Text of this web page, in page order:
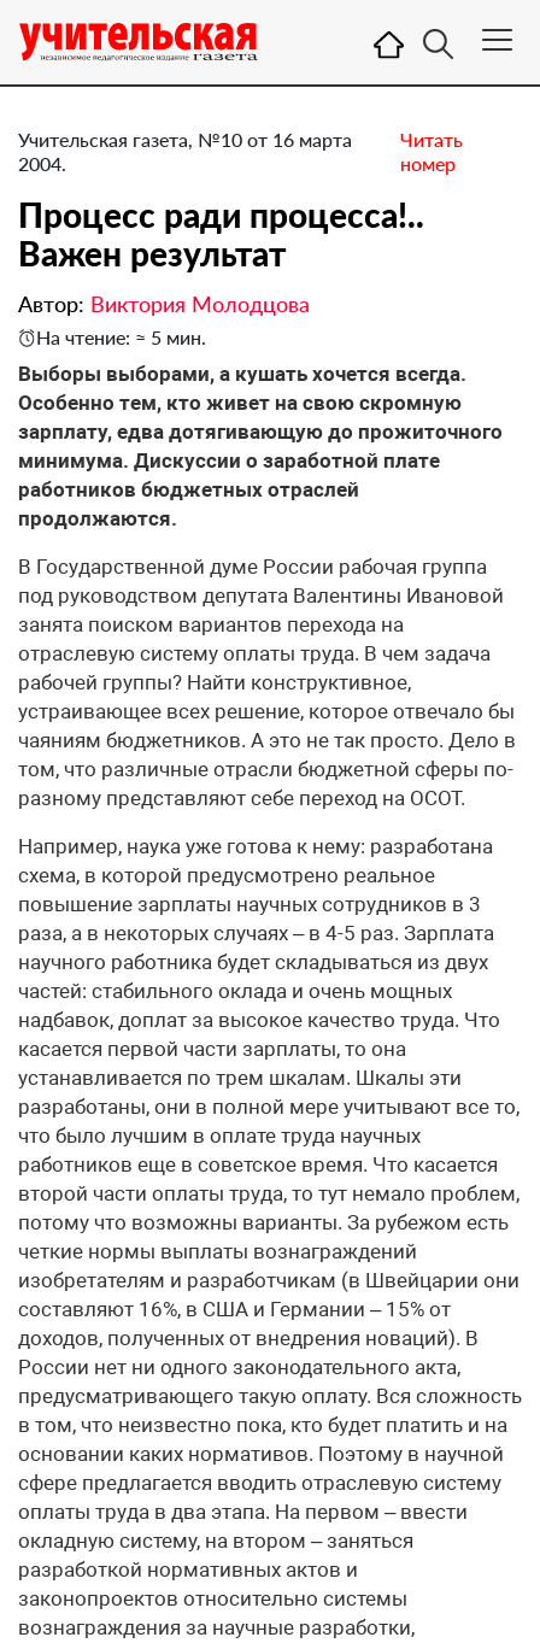
Учительская газета, №10 от 16 марта
2004.
Читать
номер
Процесс ради процесса!..
Важен результат
Автор: Виктория Молодцова
На чтение: ≈ 5 мин.
Выборы выборами, а кушать хочется всегда.
Особенно тем, кто живет на свою скромную
зарплату, едва дотягивающую до прожиточного
минимума. Дискуссии о заработной плате
работников бюджетных отраслей
продолжаются.
В Государственной думе России рабочая группа
под руководством депутата Валентины Ивановой
занята поиском вариантов перехода на
отраслевую систему оплаты труда. В чем задача
рабочей группы? Найти конструктивное,
устраивающее всех решение, которое отвечало бы
чаяниям бюджетников. А это не так просто. Дело в
том, что различные отрасли бюджетной сферы по-
разному представляют себе переход на ОСОТ.
Например, наука уже готова к нему: разработана
схема, в которой предусмотрено реальное
повышение зарплаты научных сотрудников в 3
раза, а в некоторых случаях – в 4-5 раз. Зарплата
научного работника будет складываться из двух
частей: стабильного оклада и очень мощных
надбавок, доплат за высокое качество труда. Что
касается первой части зарплаты, то она
устанавливается по трем шкалам. Шкалы эти
разработаны, они в полной мере учитывают все то,
что было лучшим в оплате труда научных
работников еще в советское время. Что касается
второй части оплаты труда, то тут немало проблем,
потому что возможны варианты. За рубежом есть
четкие нормы выплаты вознаграждений
изобретателям и разработчикам (в Швейцарии они
составляют 16%, в США и Германии – 15% от
доходов, полученных от внедрения новаций). В
России нет ни одного законодательного акта,
предусматривающего такую оплату. Вся сложность
в том, что неизвестно пока, кто будет платить и на
основании каких нормативов. Поэтому в научной
сфере предлагается вводить отраслевую систему
оплаты труда в два этапа. На первом – ввести
окладную систему, на втором – заняться
разработкой нормативных актов и
законопроектов относительно системы
вознаграждения за научные разработки,